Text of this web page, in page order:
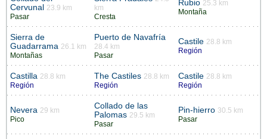
Cervunal
23.9 km
Pasar
km
Cresta
Rubio 25.3 km
Montaña
Sierra de
Guadarrama 26.1 km
Montañas
Puerto de Navafría
28.4 km
Pasar
Castile 28.8 km
Región
Castilla 28.8 km
Región
The Castiles 28.8 km
Región
Castile 28.8 km
Región
Nevera 29 km
Pico
Collado de las
Palomas 29.5 km
Pasar
Pin-hierro 30.5 km
Pasar